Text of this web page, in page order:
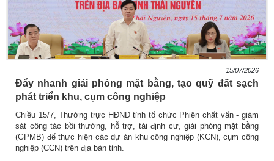
15/07/2026
Đẩy nhanh giải phóng mặt bằng, tạo quỹ đất sạch
phát triển khu, cụm công nghiệp
Chiều 15/7, Thường trực HĐND tỉnh tổ chức Phiên chất vấn - giám
sát công tác bồi thường, hỗ trợ, tái định cư, giải phóng mặt bằng
(GPMB) để thực hiện các dự án khu công nghiệp (KCN), cụm công
nghiệp (CCN) trên địa bàn tỉnh.